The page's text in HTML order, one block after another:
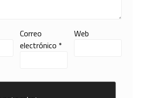
Correo
electrónico *
Web